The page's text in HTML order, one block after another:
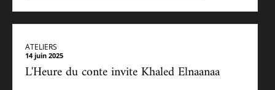
ATELIERS
14 juin 2025
L'Heure du conte invite Khaled Elnaanaa